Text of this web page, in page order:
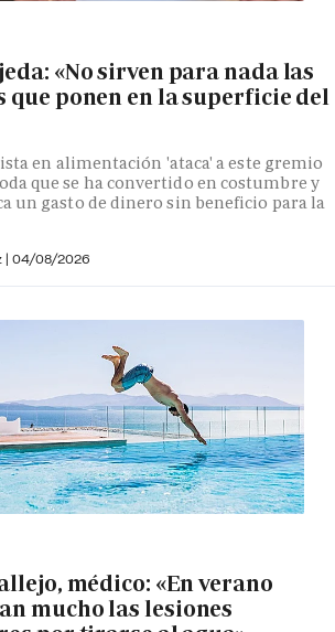
«No sirven para nada las
que ponen en la superficie del
en alimentación 'ataca' a este gremio
que se ha convertido en costumbre y
un gasto de dinero sin beneficio para la
| 04/08/2026
médico: «En verano
mucho las lesiones